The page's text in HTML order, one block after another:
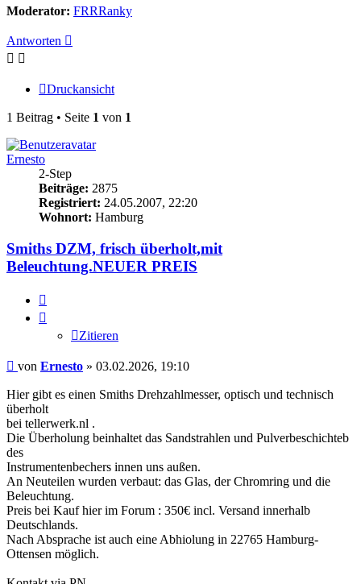
Moderator: FRRRanky
Antworten
Druckansicht
1 Beitrag • Seite 1 von 1
Ernesto
2-Step
Beiträge: 2875
Registriert: 24.05.2007, 22:20
Wohnort: Hamburg
Smiths DZM, frisch überholt,mit
Beleuchtung.NEUER PREIS
Zitieren
Beitrag
von Ernesto » 03.02.2026, 19:10
Hier gibt es einen Smiths Drehzahlmesser, optisch und technisch
überholt
bei tellerwerk.nl .
Die Überholung beinhaltet das Sandstrahlen und Pulverbeschichteb
des
Instrumentenbechers innen uns außen.
An Neuteilen wurden verbaut: das Glas, der Chromring und die
Beleuchtung.
Preis bei Kauf hier im Forum : 350€ incl. Versand innerhalb
Deutschlands.
Nach Absprache ist auch eine Abhiolung in 22765 Hamburg-
Ottensen möglich.